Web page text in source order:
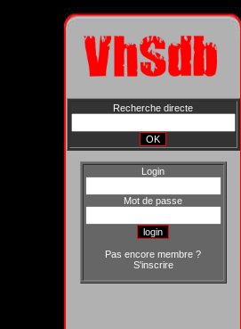
Recherche directe
Login
Mot de passe
Pas encore membre ?
S'inscrire